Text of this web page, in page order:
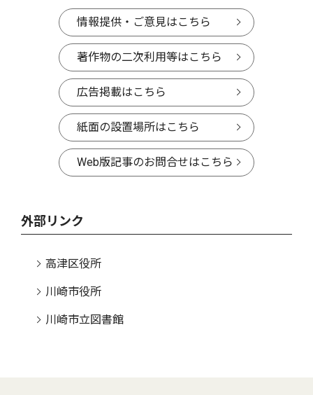
情報提供・ご意見はこちら
著作物の二次利用等はこちら
広告掲載はこちら
紙面の設置場所はこちら
Web版記事のお問合せはこちら
外部リンク
高津区役所
川崎市役所
川崎市立図書館